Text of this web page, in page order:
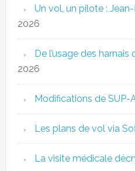
Un vol, un pilote :
2026
De l’usage des harnais
2026
Modifications de SUP-
Les plans de vol via
La visite médicale